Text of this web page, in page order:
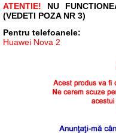
ATENTIE! NU
(VEDETI POZA NR 3)
Pentru telefoanele:
Huawei Nova 2